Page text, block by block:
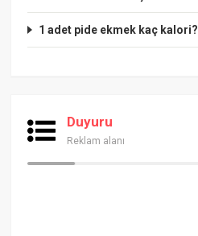
1 adet pide ekmek kaç kalori?
Duyuru
Reklam alanı